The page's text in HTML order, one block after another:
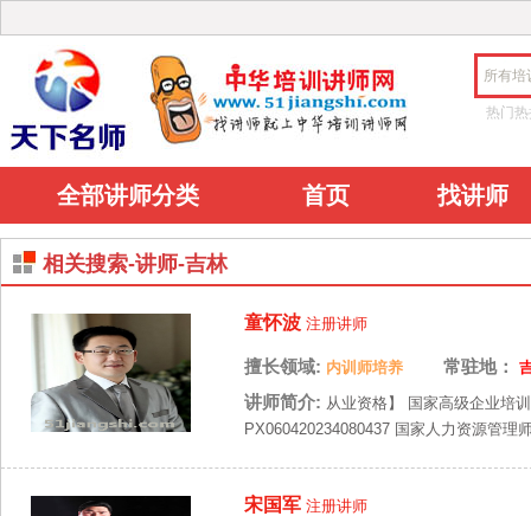
所有培
热门
全部讲师分类 首页 找讲师
相关搜索-讲师-吉林
童怀波 注册讲师
擅长领域: 内训师培养 常驻地：
讲师简介: 从业资格】 国家高级企业培
PX060420234080437 国家人力资源管
宋国军 注册讲师